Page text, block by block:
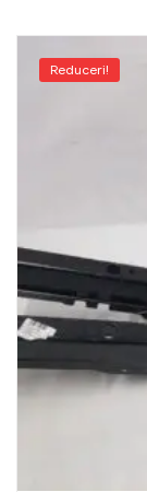
Reduceri!